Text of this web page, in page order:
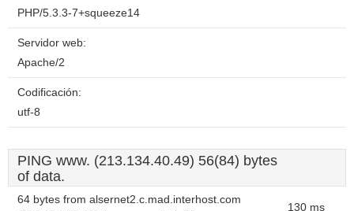
PHP/5.3.3-7+squeeze14
Servidor web:
Apache/2
Codificación:
utf-8
PING www. (213.134.40.49) 56(84) bytes
of data.
64 bytes from alsernet2.c.mad.interhost.com
130 ms